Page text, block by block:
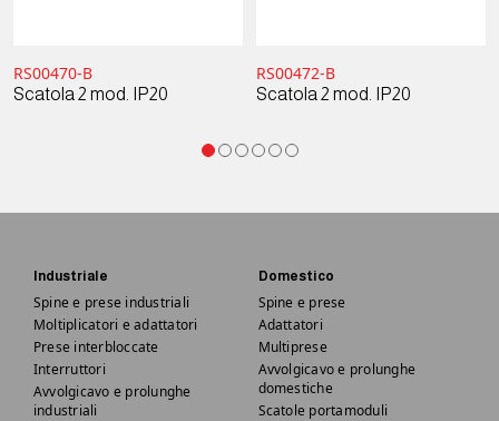
RS00470-B
Scatola 2 mod. IP20
RS00472-B
Scatola 2 mod. IP20
Industriale
Spine e prese industriali
Moltiplicatori e adattatori
Prese interbloccate
Interruttori
Avvolgicavo e prolunghe
industriali
Domestico
Spine e prese
Adattatori
Multiprese
Avvolgicavo e prolunghe
domestiche
Scatole portamoduli